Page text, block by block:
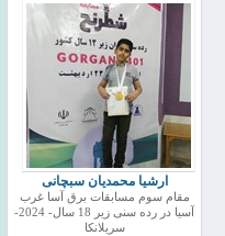
ارشیا محمدیان سبچانی
مقام سوم مسابقات برق آسا غرب
آسیا در رده سنی زیر 18 سال- 2024-
سریلانکا